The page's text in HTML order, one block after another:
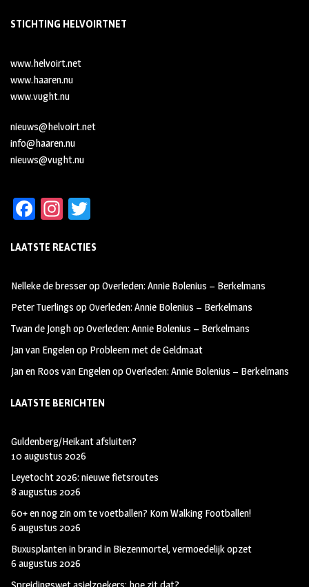
STICHTING HELVOIRTNET
www.helvoirt.net
www.haaren.nu
www.vught.nu
nieuws@helvoirt.net
info@haaren.nu
nieuws@vught.nu
Fa
b
oo
k
In
ag
m
tt
LAATSTE REACTIES
Nelleke de bresseropOverleden: Annie Bolenius – Berkelmans
Peter Tuerlings opOverleden: Annie Bolenius – Berkelmans
Twan de JonghopOverleden: Annie Bolenius – Berkelmans
Jan van Engelenop Probleem met de Geldmaat
Jan en Roos van EngelenopOverleden: Annie Bolenius – Berkelmans
LAATSTE BERICHTEN
Guldenberg/Heikant afsluiten?
10 augustus 2026
Leyetocht 2026: nieuwe fietsroutes
8 augustus 2026
60+ en nog zin om te voetballen? Kom Walking Footballen!
6 augustus 2026
Buxusplanten in brand in Biezenmortel, vermoedelijk opzet
6 augustus 2026
Spreidingswet asielzoekers: hoe zit dat?